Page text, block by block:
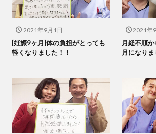
2021年9月1日
[妊娠9ヶ月]体の負担がとっても
軽くなりました！！
2021年
月経不順
月になりま